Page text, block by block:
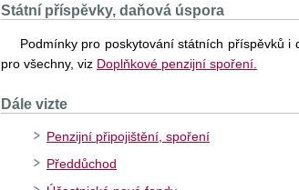
Státní příspěvky, daňová úspora
Podmínky pro poskytování státních příspěvků i
pro všechny, viz Doplňkové penzijní spoření.
Dále vizte
Penzijní připojištění, spoření
Předdůchod